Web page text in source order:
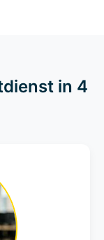
in 4